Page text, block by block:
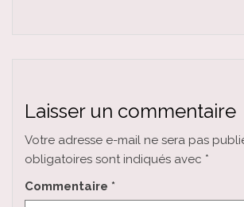
Laisser un commentaire
Votre adresse e-mail ne sera pas
obligatoires sont indiqués avec *
Commentaire *